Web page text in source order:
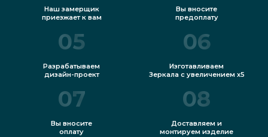
Наш замерщик
приезжает к вам
Вы вносите
предоплату
05
Разрабатываем
дизайн-проект
06
Изготавливаем
Зеркала с увеличением x5
07
Вы вносите
оплату
08
Доставляем и
монтируем изделие